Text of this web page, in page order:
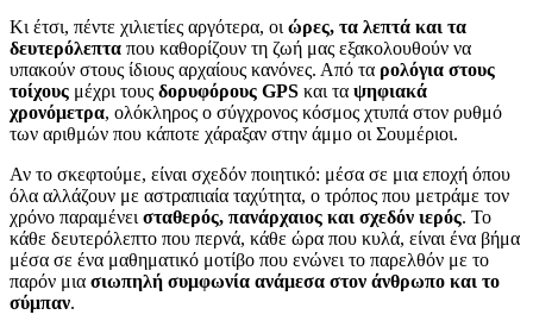
Κι έτσι, πέντε χιλιετίες αργότερα, οι ώρες, τα λεπτά και τα
δευτερόλεπτα που καθορίζουν τη ζωή μας εξακολουθούν να
υπακούν στους ίδιους αρχαίους κανόνες. Από τα ρολόγια στους
τοίχους μέχρι τους δορυφόρους GPS και τα ψηφιακά
χρονόμετρα, ολόκληρος ο σύγχρονος κόσμος χτυπά στον ρυθμό
των αριθμών που κάποτε χάραξαν στην άμμο οι Σουμέριοι.
Αν το σκεφτούμε, είναι σχεδόν ποιητικό: μέσα σε μια εποχή όπου
όλα αλλάζουν με αστραπιαία ταχύτητα, ο τρόπος που μετράμε τον
χρόνο παραμένει σταθερός, πανάρχαιος και σχεδόν ιερός. Το
κάθε δευτερόλεπτο που περνά, κάθε ώρα που κυλά, είναι ένα βήμα
μέσα σε ένα μαθηματικό μοτίβο που ενώνει το παρελθόν με το
παρόν μια σιωπηλή συμφωνία ανάμεσα στον άνθρωπο και το
σύμπαν.